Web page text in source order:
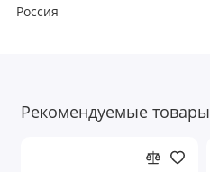
Россия
Рекомендуемые товары